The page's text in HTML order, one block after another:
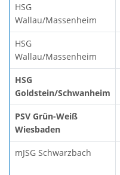
HSG
Wallau/Massenheim
HSG
Wallau/Massenheim
HSG
Goldstein/Schwanheim
PSV Grün-Weiß
Wiesbaden
mJSG Schwarzbach